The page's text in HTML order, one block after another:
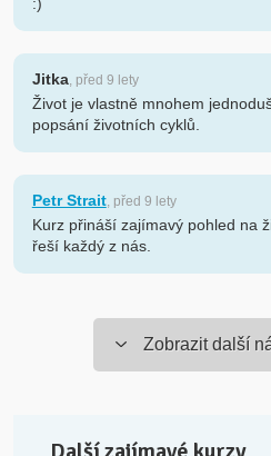
:)
Jitka, před 9 lety
Život je vlastně mnohem
popsání životních cyklů.
Petr Strait, před 9 lety
Kurz přináší zajímavý pohled na
řeší každý z nás.
Zobrazit další
Další zajímavé kurzy